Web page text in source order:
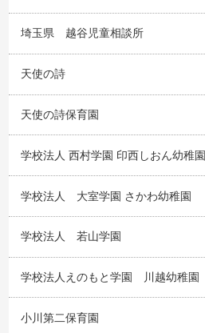
埼玉県 越谷児童相談所
天使の詩
天使の詩保育園
学校法人 西村学園 印西しおん幼稚園
学校法人 大室学園 さかわ幼稚園
学校法人 若山学園
学校法人えのもと学園 川越幼稚園
小川第二保育園